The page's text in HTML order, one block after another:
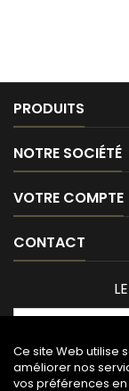
PRODUITS
NOTRE SOCIÉTÉ
VOTRE COMPTE
CONTACT
Ce site Web utilise
améliorer nos
vos préférences